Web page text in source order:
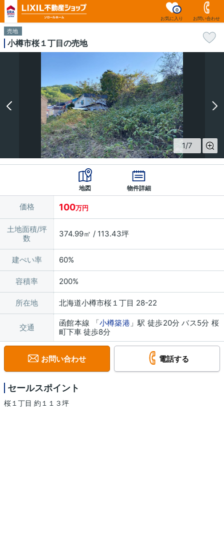
お気に入り
0
お問い合わせ
売地
小樽市桜１丁目の売地
1/7
地図 物件詳細
価格 100万円
土地面積/坪
数
374.99㎡ / 113.43坪
建ぺい率 60%
容積率 200%
所在地 北海道小樽市桜１丁目 28-22
交通 函館本線 「小樽築港 」駅 徒歩20分 バス5分 桜
町下車 徒歩8分
お問い合わせ 電話する
セールスポイント
桜１丁目 約１１３坪